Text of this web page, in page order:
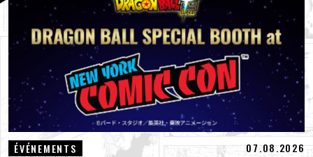
ÉVÉNEMENTS 07.08.2026